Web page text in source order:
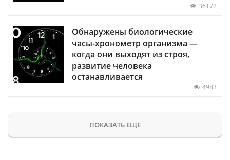
36172
Обнаружены биологические
часы-хронометр организма —
когда они выходят из строя,
развитие человека
останавливается
4983
ПОКАЗАТЬ ЕЩЕ